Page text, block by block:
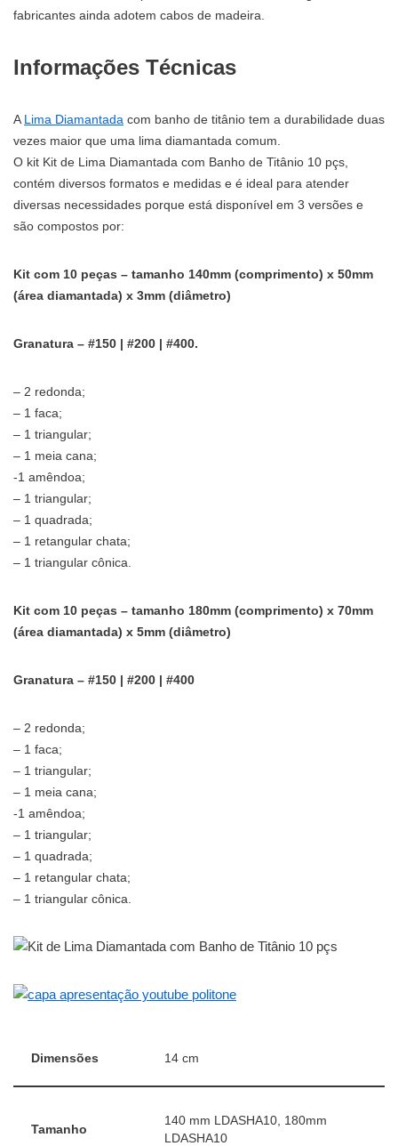
fabricantes ainda adotem cabos de madeira.
Informações Técnicas
A Lima Diamantada com banho de titânio tem a durabilidade duas
vezes maior que uma lima diamantada comum.
O kit Kit de Lima Diamantada com Banho de Titânio 10 pçs,
contém diversos formatos e medidas e é ideal para atender
diversas necessidades porque está disponível em 3 versões e
são compostos por:
Kit com 10 peças – tamanho 140mm (comprimento) x 50mm
(área diamantada) x 3mm (diâmetro)
Granatura – #150 | #200 | #400.
– 2 redonda;
– 1 faca;
– 1 triangular;
– 1 meia cana;
-1 amêndoa;
– 1 triangular;
– 1 quadrada;
– 1 retangular chata;
– 1 triangular cônica.
Kit com 10 peças – tamanho 180mm (comprimento) x 70mm
(área diamantada) x 5mm (diâmetro)
Granatura – #150 | #200 | #400
– 2 redonda;
– 1 faca;
– 1 triangular;
– 1 meia cana;
-1 amêndoa;
– 1 triangular;
– 1 quadrada;
– 1 retangular chata;
– 1 triangular cônica.
Dimensões 14 cm
Tamanho
140 mm LDASHA10, 180mm
LDASHA10